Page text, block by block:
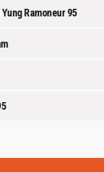
Ramoneur 95